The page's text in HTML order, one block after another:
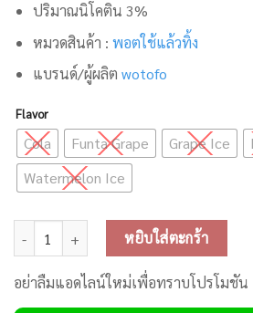
ปริมาณนิโคติน 3%
หมวดสินค้า : พอตใช้แล้วทิ้ง
แบรนด์/ผู้ผลิต wotofo
Flavor
Cola Funta Grape Grape Ice
Watermelon Ice
จำนวน NexBar Plus 9000 Puffs
หยิบใส่ตะกร้า
อย่าลืมแอดไลน์ใหม่เพื่อทราบโปรโมชัน